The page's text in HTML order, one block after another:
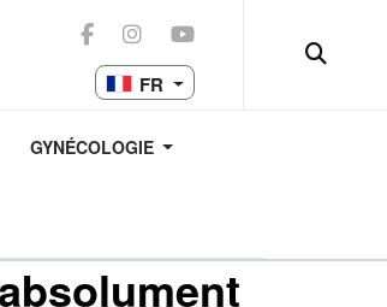
FR
GYNÉCOLOGIE